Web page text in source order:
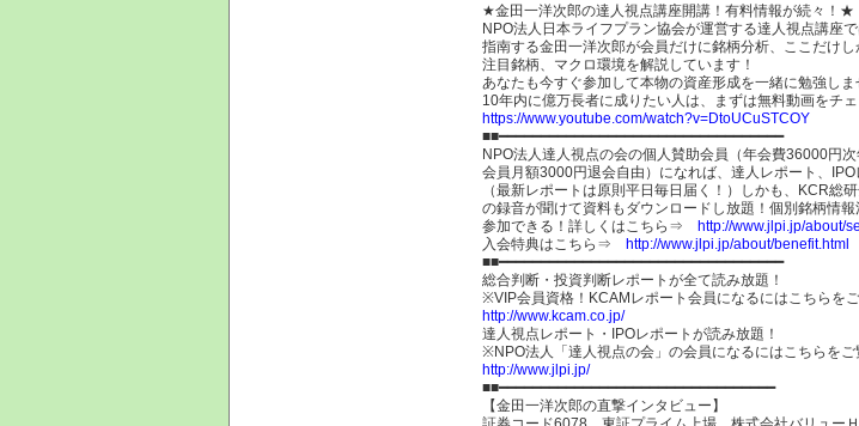
★金田一洋次郎の達人視点講座開講！有料情報が続々！★
NPO法人日本ライフプラン協会が運営する達人視点講座
指南する金田一洋次郎が会員だけに銘柄分析、ここだけし
注目銘柄、マクロ環境を解説しています！
あなたも今すぐ参加して本物の資産形成を一緒に勉強しま
10年内に億万長者に成りたい人は、まずは無料動画をチェ
https://www.youtube.com/watch?v=DtoUCuSTCOY
■■━━━━━━━━━━━━━━━━━━━━━━━━━━━━━━━━━━
NPO法人達人視点の会の個人賛助会員（年会費36000円
会員月額3000円退会自由）になれば、達人レポート、IPO
（最新レポートは原則平日毎日届く！）しかも、KCR総
の録音が聞けて資料もダウンロードし放題！個別銘柄情
参加できる！詳しくはこちら⇒ http://www.jlpi.jp/about/
入会特典はこちら⇒ http://www.jlpi.jp/about/benefit.html
■■━━━━━━━━━━━━━━━━━━━━━━━━━━━━━━━━━━
総合判断・投資判断レポートが全て読み放題！
※VIP会員資格！KCAMレポート会員になるにはこちらをご
http://www.kcam.co.jp/
達人視点レポート・IPOレポートが読み放題！
※NPO法人「達人視点の会」の会員になるにはこちらをご
http://www.jlpi.jp/
■■━━━━━━━━━━━━━━━━━━━━━━━━━━━━━━━━━
【金田一洋次郎の直撃インタビュー】